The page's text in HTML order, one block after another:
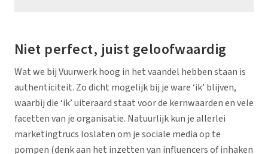
Niet perfect, juist geloofwaardig
Wat we bij Vuurwerk hoog in het vaandel hebben staan is
authenticiteit. Zo dicht mogelijk bij je ware ‘ik’ blijven,
waarbij die ‘ik’ uiteraard staat voor de kernwaarden en vele
facetten van je organisatie. Natuurlijk kun je allerlei
marketingtrucs loslaten om je sociale media op te
pompen (denk aan het inzetten van influencers of inhaken